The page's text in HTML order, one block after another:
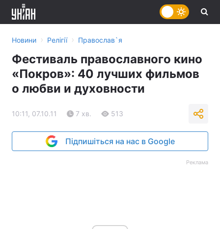
Новини › Релігії › Православ`я
Фестиваль православного кино
«Покров»: 40 лучших фильмов
о любви и духовности
10:11, 07.10.11 7 хв. 513
Підпишіться на нас в Google
Реклама